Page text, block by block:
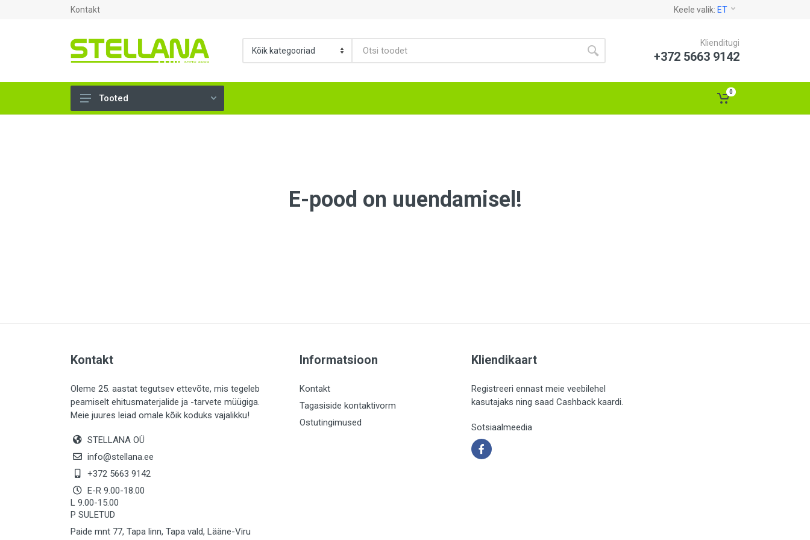
Kontakt Keele valik: ET
Klienditugi
+372 5663 9142
LIISTUD (0)
KIVID (0)
KATTED (0)
MAALRITARBED (0)
SOOJUSTUS (0)
KEEMIA (0)
TÖÖRIIDED (0)
SAUN (0)
Tooted
0
E-pood on uuendamisel!
Kontakt
Oleme 25. aastat tegutsev ettevõte, mis tegeleb
peamiselt ehitusmaterjalide ja -tarvete müügiga.
Meie juures leiad omale kõik koduks vajalikku!
STELLANA OÜ
info@stellana.ee
+372 5663 9142
E-R 9.00-18.00
L 9.00-15.00
P SULETUD
Paide mnt 77, Tapa linn, Tapa vald, Lääne-Viru
Informatsioon
Kontakt
Tagasiside kontaktivorm
Ostutingimused
Kliendikaart
Registreeri ennast meie veebilehel
kasutajaks ning saad Cashback kaardi.
Sotsiaalmeedia